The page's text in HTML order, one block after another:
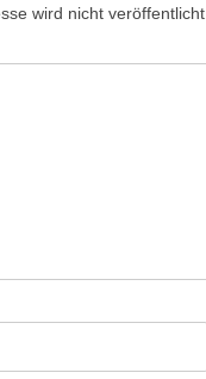
wird nicht veröffentlicht.